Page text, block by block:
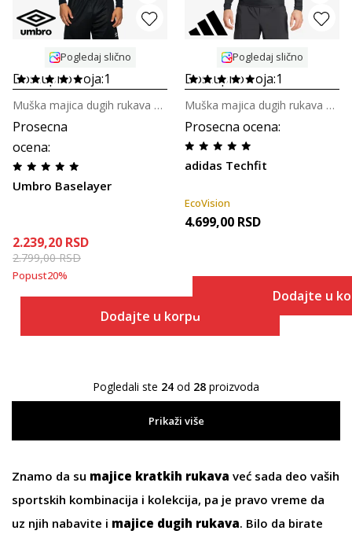
Pogledaj slično
Dostupno boja:1
Prosecna
ocena:
Umbro Baselayer
Muška majica dugih rukava za fudbal
2.239,20 RSD
2.799,00RSD
Popust20%
Dodajte u korpu
Pogledaj slično
Dostupno boja:1
Prosecna ocena:
adidas Techfit
Muška majica dugih rukava za trening
EcoVision
4.699,00 RSD
Dodajte u
Pogledali ste 24 od 28 proizvoda
Prikaži više
Znamo da su majice kratkih rukava već sada deo vaših
sportskih kombinacija i kolekcija, pa je pravo vreme da
uz njih nabavite i majice dugih rukava. Bilo da birate